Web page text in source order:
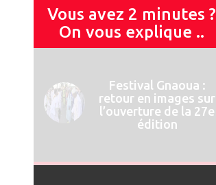
Vous avez 2 minutes ?
On vous explique ..
Festival Gnaoua 2026
: Najat Vallaud-
Belkacem invitée de
marque du 13ème